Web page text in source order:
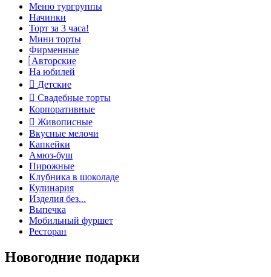
Меню тургруппы
Начинки
Торт за 3 часа!
Мини торты
Фирменные
Авторские
На юбилей
Детские
Свадебные торты
Корпоративные
Живописные
Вкусные мелочи
Капкейки
Амюз-буш
Пирожные
Клубника в шоколаде
Кулинария
Изделия без...
Выпечка
Мобильный фуршет
Ресторан
Новогодние подарки